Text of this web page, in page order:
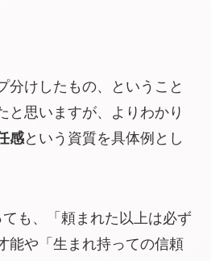
分けしたもの、ということ
と思いますが、よりわかり
感という資質を具体例とし
も、「頼まれた以上は必ず
能や「生まれ持っての信頼